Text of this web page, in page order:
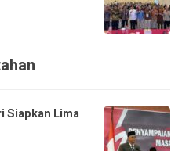
Siapkan Lima